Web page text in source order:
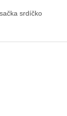
srdíčko